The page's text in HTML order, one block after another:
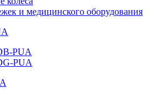
и медицинского оборудования
PUA
PUA